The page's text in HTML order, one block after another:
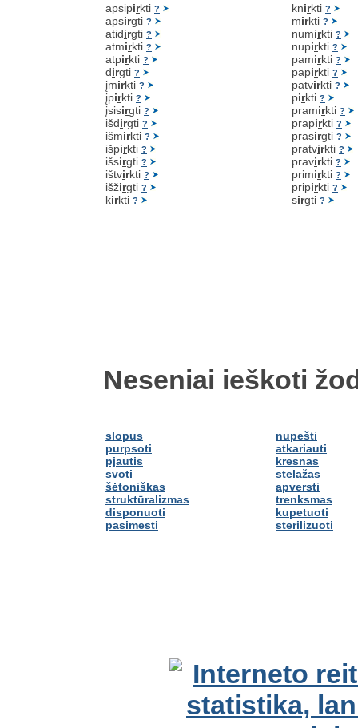
apsipirkti ?
apsirgti ?
atidirgti ?
atmirkti ?
atpirkti ?
dirgti ?
įmirkti ?
įpirkti ?
įsisirgti ?
išdirgti ?
išmirkti ?
išpirkti ?
išsirgti ?
ištvirkti ?
išžirgti ?
kirkti ?
knirkti ?
mirkti ?
numirkti ?
nupirkti ?
pamirkti ?
papirkti ?
patvirkti ?
pirkti ?
pramirkti ?
prapirkti ?
prasirgti ?
pratvirkti ?
pravirkti ?
primirkti ?
pripirkti ?
sirgti ?
Neseniai ieškoti
slopus
purpsoti
pjautis
svoti
šėtoniškas
struktūralizmas
disponuoti
pasimesti
nupešti
atkariauti
kresnas
stelažas
apversti
trenksmas
kupetuoti
sterilizuoti